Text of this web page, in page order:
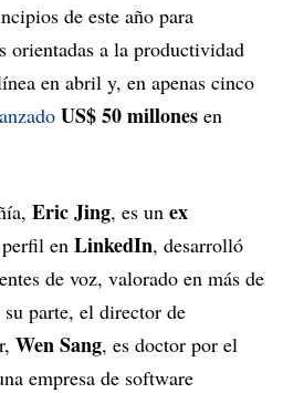
de este año para
orientadas a la productividad
en abril y, en apenas cinco
US$ 50 millones en
Eric Jing, es un ex
en LinkedIn, desarrolló
de voz, valorado en más de
su parte, el director de
Wen Sang, es doctor por el
empresa de software